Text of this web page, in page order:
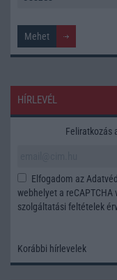
HÍRLEVÉL
Feliratkozás
Elfogadom az
webhelyet a reCAPTCHA
szolgáltatási feltételek
Korábbi hírlevelek